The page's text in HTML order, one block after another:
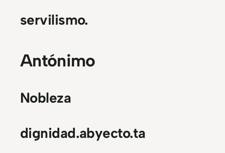
servilismo.
Antónimo
Nobleza
dignidad.abyecto.ta